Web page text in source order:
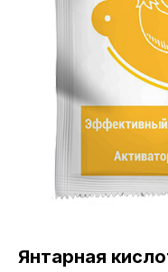
Янтарная